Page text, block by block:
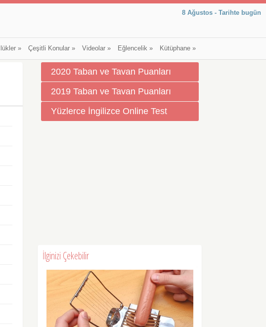
8 Ağustos - Tarihte bugün
» Çeşitli Konular» Videolar» Eğlencelik» Kütüphane»
2020 Taban ve Tavan Puanları
2019 Taban ve Tavan Puanları
Yüzlerce İngilizce Online Test
İlginizi Çekebilir